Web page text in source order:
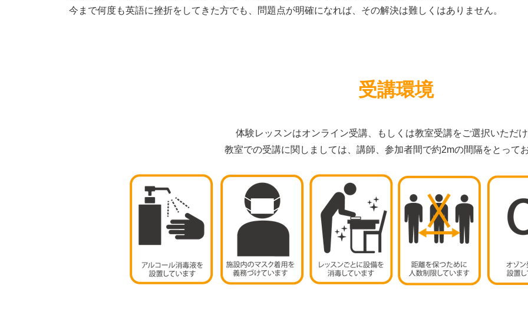
今まで何度も英語に挫折をしてきた方でも、問題点が明確になれば、その解決は難しくはありません。
受講環境
体験レッスンはオンライン受講、もしくは教室受講をご選択いただ
教室での受講に関しましては、講師、参加者間で約2mの間隔をとって